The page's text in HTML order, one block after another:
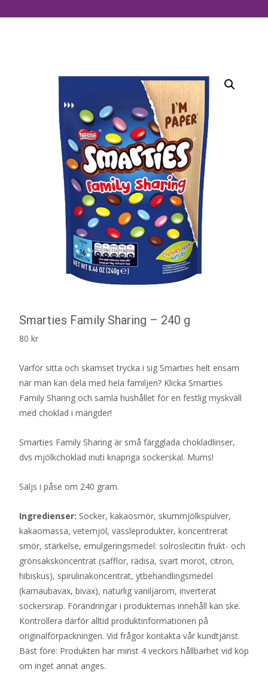
Smarties Family Sharing – 240 g
80 kr
Varför sitta och skamset trycka i sig Smarties helt ensam
när man kan dela med hela familjen? Klicka Smarties
Family Sharing och samla hushållet för en festlig myskväll
med choklad i mängder!
Smarties Family Sharing är små färgglada chokladlinser,
dvs mjölkchoklad inuti knapriga sockerskal. Mums!
Säljs i påse om 240 gram.
Ingredienser: Socker, kakaosmör, skummjölkspulver,
kakaomassa, vetemjöl, vassleprodukter, koncentrerat
smör, stärkelse, emulgeringsmedel: solroslecitin frukt- och
grönsakskoncentrat (safflor, rädisa, svart morot, citron,
hibiskus), spirulinakoncentrat, ytbehandlingsmedel
(karnaubavax, bivax), naturlig vaniljarom, inverterat
sockersirap. Förändringar i produkternas innehåll kan ske.
Kontrollera därför alltid produktinformationen på
originalförpackningen. Vid frågor kontakta vår kundtjänst.
Bäst före: Produkten har minst 4 veckors hållbarhet vid köp
om inget annat anges.